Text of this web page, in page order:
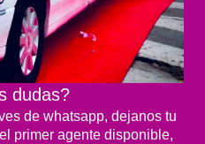
dudas?
de whatsapp, dejanos tu
primer agente disponible,